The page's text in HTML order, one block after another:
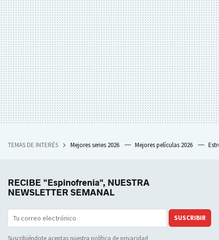
TEMAS DE INTERÉS Mejores series 2026 Mejores películas 2026
RECIBE "Espinofrenia", NUESTRA
NEWSLETTER SEMANAL
SUSCRIBIR
Suscribiéndote aceptas nuestra política de privacidad